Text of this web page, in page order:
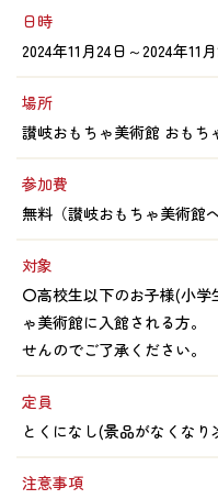
日時
2024年11月24日～2024年11
場所
讃岐おもちゃ美術館 おもち
参加費
無料（讃岐おもちゃ美術館
対象
〇高校生以下のお子様(小
ゃ美術館に入館される方
せんのでご了承ください。
定員
とくになし(景品がなくなり
注意事項